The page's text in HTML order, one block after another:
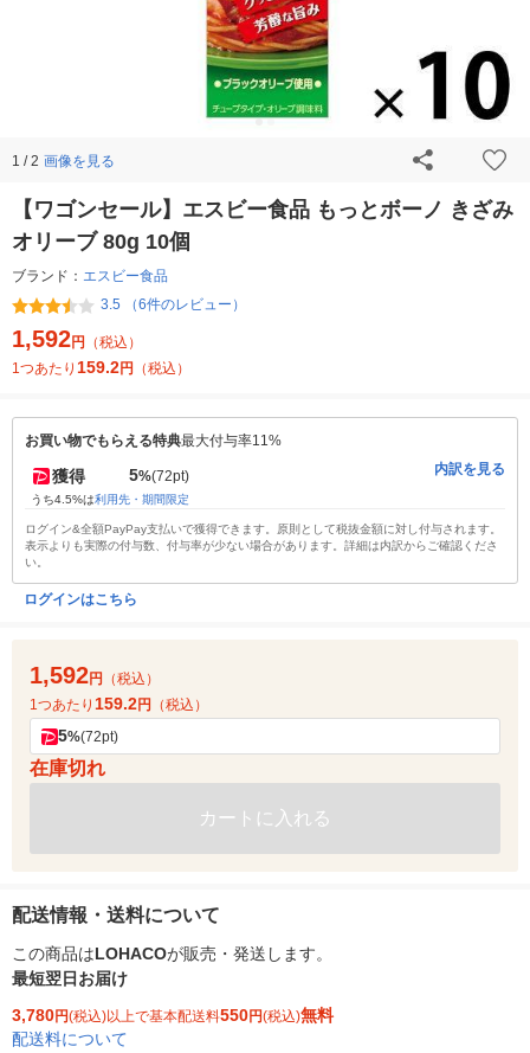
1 / 2 画像を見る
【ワゴンセール】エスビー食品 もっとボーノ きざみ
オリーブ 80g 10個
ブランド： エスビー食品
3.5 （6件のレビュー）
1,592円
（税込）
1つあたり 159.2円 （税込）
お買い物でもらえる特典最大付与率11%
獲得 5%(72pt)
うち4.5%は利用先・期間限定
内訳を見る
ログイン&全額PayPay支払いで獲得できます。原則として税抜金額に対し付与されます。
表示よりも実際の付与数、付与率が少ない場合があります。詳細は内訳からご確認くださ
い。
ログインはこちら
1,592円
（税込）
1つあたり 159.2円 （税込）
5%(72pt)
在庫切れ
カートに入れる
配送情報・送料について
この商品はLOHACOが販売・発送します。
最短翌日お届け
3,780円(税込)以上で基本配送料550円(税込)無料
配送料について